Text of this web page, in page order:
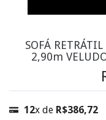
SOFÁ
2,90m
12x de R$386,72